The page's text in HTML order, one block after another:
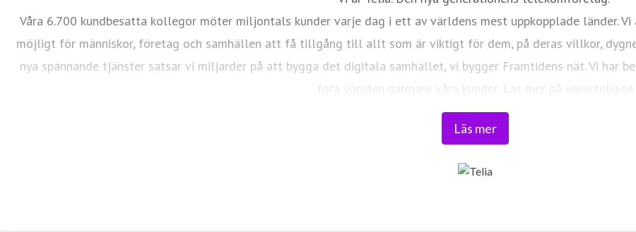
Våra 6.700 kundbesatta kollegor möter miljontals kunder varje dag i ett av världens mest uppkopplade länder.
möjligt för människor, företag och samhällen att få tillgång till allt som är viktigt för dem, på deras villkor,
nya spännande tjänster satsar vi miljarder på att bygga det digitala samhället, vi bygger Framtidens nät. Vi har
föra världen närmare våra kunder. Läs mer på www.telia.se
Läs mer